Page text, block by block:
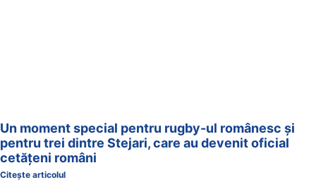
Un moment special pentru rugby-ul românesc și
pentru trei dintre Stejari, care au devenit oficial
cetățeni români
Citește articolul